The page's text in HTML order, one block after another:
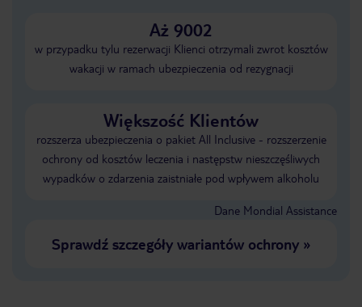
Aż 9002
w przypadku tylu rezerwacji Klienci otrzymali zwrot kosztów
wakacji w ramach ubezpieczenia od rezygnacji
Większość Klientów
rozszerza ubezpieczenia o pakiet All Inclusive - rozszerzenie
ochrony od kosztów leczenia i następstw nieszczęśliwych
wypadków o zdarzenia zaistniałe pod wpływem alkoholu
Dane Mondial Assistance
Sprawdź szczegóły wariantów ochrony»